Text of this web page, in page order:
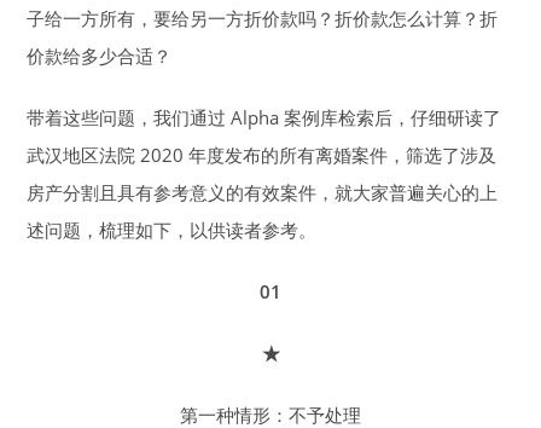
子给一方所有，要给另一方折价款吗？折价款怎么计算？折
价款给多少合适？
带着这些问题，我们通过 Alpha 案例库检索后，仔细研读了
武汉地区法院 2020 年度发布的所有离婚案件，筛选了涉及
房产分割且具有参考意义的有效案件，就大家普遍关心的上
述问题，梳理如下，以供读者参考。
01
★
第一种情形：不予处理